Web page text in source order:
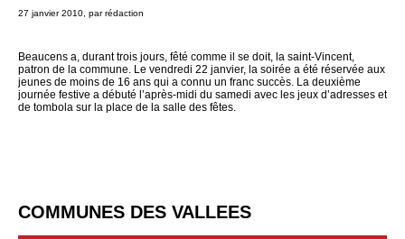
27 janvier 2010, par rédaction
Beaucens a, durant trois jours, fêté comme il se doit, la saint-Vincent,
patron de la commune. Le vendredi 22 janvier, la soirée a été réservée aux
jeunes de moins de 16 ans qui a connu un franc succès. La deuxième
journée festive a débuté l’après-midi du samedi avec les jeux d’adresses et
de tombola sur la place de la salle des fêtes.
COMMUNES DES VALLEES